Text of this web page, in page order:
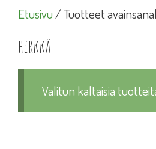
Etusivu/ Tuotteet
herkkä
Valitun kaltaisia